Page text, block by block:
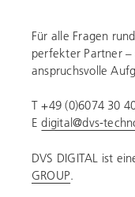
Für alle Fragen
perfekter Partner
anspruchsvolle
T +49 (0)6074 30
Edigital@dvs-
DVS DIGITAL ist
GROUP.